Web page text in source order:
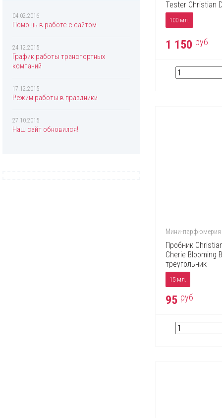
Christian Dior
Clinique
Coach
Davidoff
Dolce & Gabbana
04.02.2016
Помощь в работе с сайтом
24.12.2015
График работы транспортных
компаний
17.12.2015
Режим работы в праздники
27.10.2015
Наш сайт обновился!
Tester Christian
100 мл.
1 150 руб.
Мини-парфюмерия
Пробник
Cherie Blooming
треугольник
15 мл.
95 руб.